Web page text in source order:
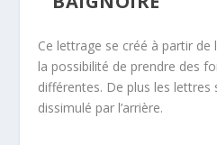
Ce lettrage se créé à partir de
la possibilité de prendre des
différentes. De plus les lettres
dissimulé par l’arrière.